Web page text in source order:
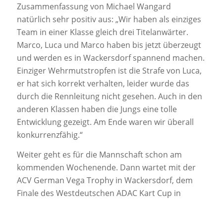
Zusammenfassung von Michael Wangard
natürlich sehr positiv aus: „Wir haben als einziges
Team in einer Klasse gleich drei Titelanwärter.
Marco, Luca und Marco haben bis jetzt überzeugt
und werden es in Wackersdorf spannend machen.
Einziger Wehrmutstropfen ist die Strafe von Luca,
er hat sich korrekt verhalten, leider wurde das
durch die Rennleitung nicht gesehen. Auch in den
anderen Klassen haben die Jungs eine tolle
Entwicklung gezeigt. Am Ende waren wir überall
konkurrenzfähig.“
Weiter geht es für die Mannschaft schon am
kommenden Wochenende. Dann wartet mit der
ACV German Vega Trophy in Wackersdorf, dem
Finale des Westdeutschen ADAC Kart Cup in